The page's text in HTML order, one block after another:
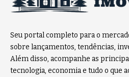
Seu portal completo para o
sobre lançamentos, tendências,
Além disso, acompanhe as
tecnologia, economia e tudo o que